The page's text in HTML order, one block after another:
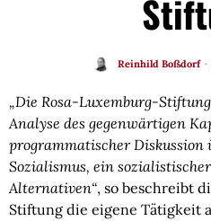
Reinhild Boßdorf
„Die Rosa-Luxemburg-
Analyse des gegenwärtigen
programmatischer Diskussion
Sozialismus, ein
Alternativen“, so beschreibt
Stiftung die eigene Tätigkeit